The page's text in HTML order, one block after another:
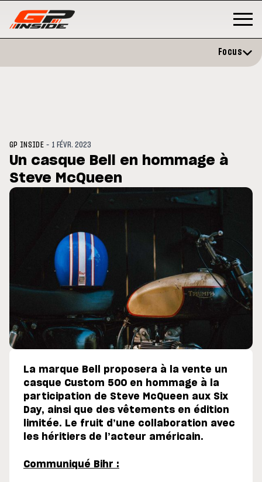
opéré avec succès de la
Silverstone : Horaires et
Programme du GP de Grande-
Focus
GP INSIDE - 1 FÉVR. 2023
Un casque Bell en hommage à
Steve McQueen
La marque Bell proposera à la vente un
casque Custom 500 en hommage à la
participation de Steve McQueen aux Six
Day, ainsi que des vêtements en édition
limitée. Le fruit d’une collaboration avec
les héritiers de l’acteur américain.
Communiqué Bihr :